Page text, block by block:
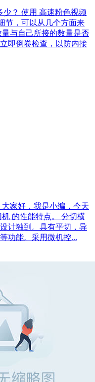
？ 使用 高速粉色视频
，可以从几个方面来
量与自己所接的数量是否
即倒卷检查，以防内接
家好，我是小编，今天
的性能特点。 分切横
到。具有平切，异
等功能。采用微机控...